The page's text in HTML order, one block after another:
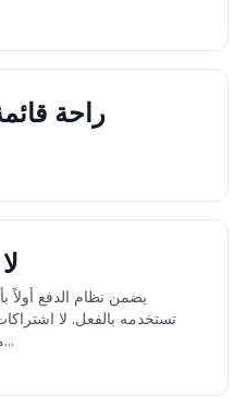
راحة
يضمن نظام الدفع أولاً
تستخدمه بالفعل. لا
مخفية. اشتر الرصيد حسب...